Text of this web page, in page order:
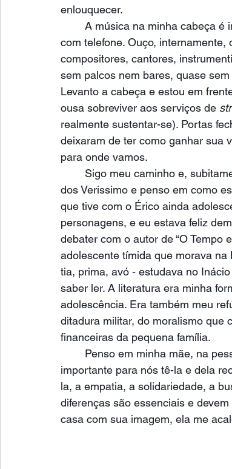
enlouquecer.
A música na minha cabeça é
com telefone. Ouço,
compositores, cantores,
sem palcos nem bares, quase
Levanto a cabeça e estou em
ousa sobreviver aos serviços de
realmente sustentar-se). Portas
deixaram de ter como ganhar sua
para onde vamos.
Sigo meu caminho e,
dos Verissimo e penso em como
que tive com o Érico ainda
personagens, e eu estava feliz
debater com o autor de “O Tempo
adolescente tímida que morava
tia, prima, avó - estudava no
saber ler. A literatura era minha
adolescência. Era também meu
ditadura militar, do moralismo que
financeiras da pequena família.
Penso em minha mãe, na
importante para nós tê-la e dela
la, a empatia, a solidariedade, a
diferenças são essenciais e
casa com sua imagem, ela me